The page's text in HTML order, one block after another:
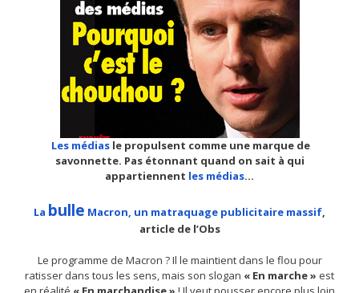
Les médias le propulsent comme une marque de
savonnette. Pas étonnant quand on sait à qui
appartiennent les médias…
La bulle Macron, un matraquage publicitaire massif,
article de l’Obs
Le programme de Macron ? Il le maintient dans le flou pour
ratisser dans tous les sens, mais son slogan « En marche » est